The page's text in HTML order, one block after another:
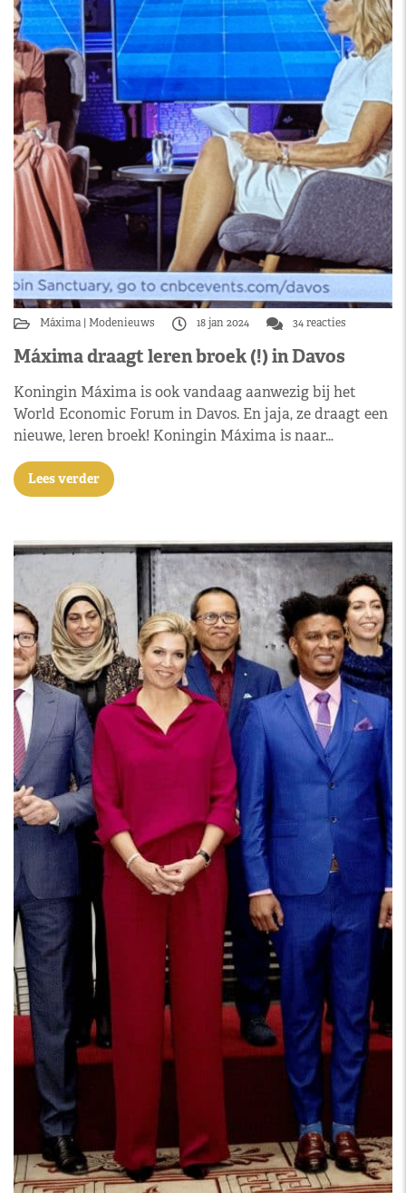
Máxima Modenieuws 18 jan 2024 34 reacties
Máxima draagt leren broek (!) in Davos
Koningin Máxima is ook vandaag aanwezig bij het
World Economic Forum in Davos. En jaja, ze draagt een
nieuwe, leren broek! Koningin Máxima is naar…
Lees verder